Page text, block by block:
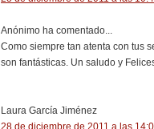
Anónimo ha comentado...
Como siempre tan atenta con tus
son fantásticas. Un saludo y
Laura García Jiménez
28 de diciembre de 2011 a las